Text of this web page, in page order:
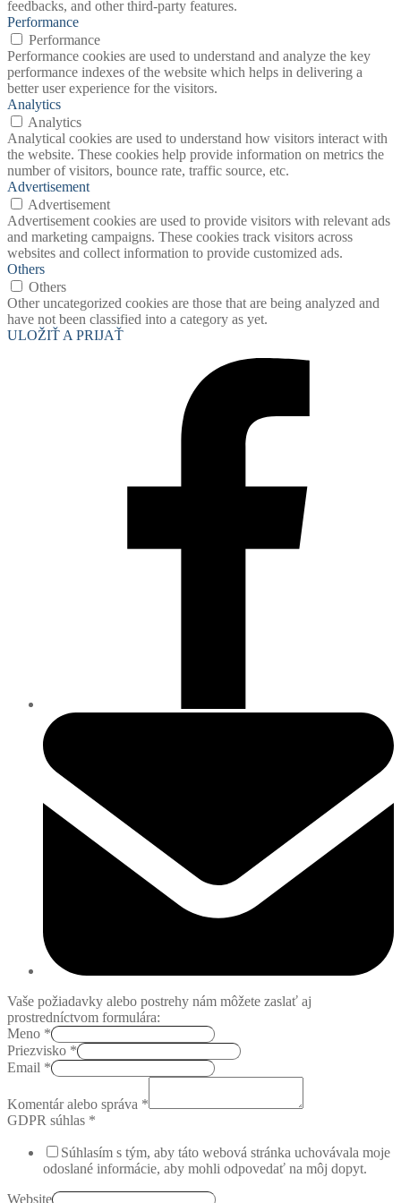
feedbacks, and other third-party features.
Performance
Performance
Performance cookies are used to understand and analyze the key
performance indexes of the website which helps in delivering a
better user experience for the visitors.
Analytics
Analytics
Analytical cookies are used to understand how visitors interact with
the website. These cookies help provide information on metrics the
number of visitors, bounce rate, traffic source, etc.
Advertisement
Advertisement
Advertisement cookies are used to provide visitors with relevant ads
and marketing campaigns. These cookies track visitors across
websites and collect information to provide customized ads.
Others
Others
Other uncategorized cookies are those that are being analyzed and
have not been classified into a category as yet.
ULOŽIŤ A PRIJAŤ
Vaše požiadavky alebo postrehy nám môžete zaslať aj
prostredníctvom formulára:
Meno *
Priezvisko *
Email *
Komentár alebo správa *
GDPR súhlas *
Súhlasím s tým, aby táto webová stránka uchovávala moje
odoslané informácie, aby mohli odpovedať na môj dopyt.
Website